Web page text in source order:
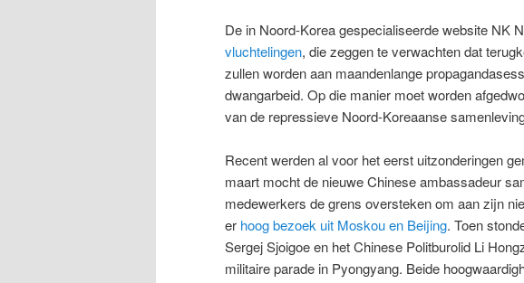
De in Noord-Korea gespecialiseerde website NK
vluchtelingen, die zeggen te verwachten dat
zullen worden aan maandenlange
dwangarbeid. Op die manier moet worden
van de repressieve Noord-Koreaanse
Recent werden al voor het eerst uitzonderingen
maart mocht de nieuwe Chinese ambassadeur
medewerkers de grens oversteken om aan zijn
er hoog bezoek uit Moskou en Beijing. Toen
Sergej Sjoigoe en het Chinese Politburolid Li
militaire parade in Pyongyang. Beide